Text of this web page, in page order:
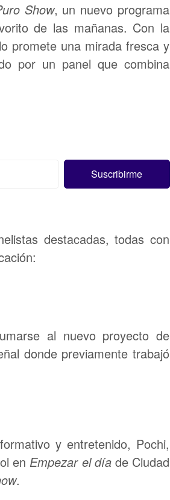
Show, un nuevo programa
de las mañanas. Con la
promete una mirada fresca y
por un panel que combina
destacadas, todas con
al nuevo proyecto de
donde previamente trabajó
y entretenido, Pochi,
en Empezar el díade Ciudad
.